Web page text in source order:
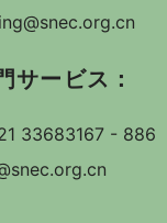
サービス：
33683167 - 886